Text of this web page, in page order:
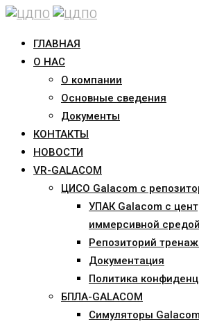
Skip
contentГЛАВНАЯ
О НАС
О компании
Основные сведения
Документы
КОНТАКТЫ
НОВОСТИ
VR-GALACOM
ЦИСО Galacom с
УПАК Galacom с
иммерсивной
Репозиторий
Документация
Политика
БПЛА-GALACOM
Симуляторы